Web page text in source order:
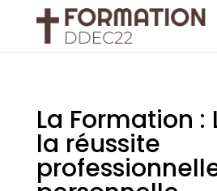
La Formation :
la réussite